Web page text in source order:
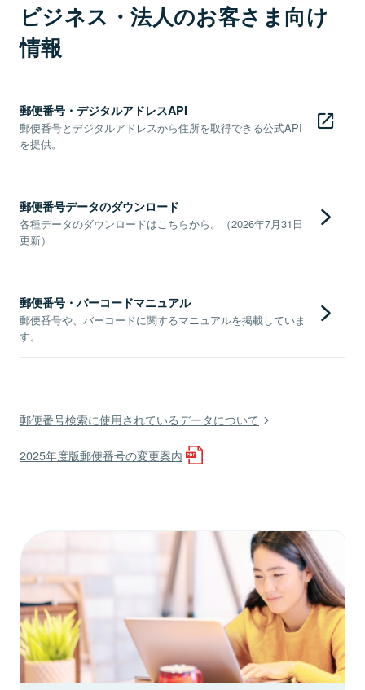
ビジネス・法人のお客さま向け
情報
郵便番号・デジタルアドレスAPI
郵便番号とデジタルアドレスから住所を取得できる公式API
を提供。
郵便番号データのダウンロード
各種データのダウンロードはこちらから。（2026年7月31日
更新）
郵便番号・バーコードマニュアル
郵便番号や、バーコードに関するマニュアルを掲載していま
す。
郵便番号検索に使用されているデータについて
2025年度版郵便番号の変更案内